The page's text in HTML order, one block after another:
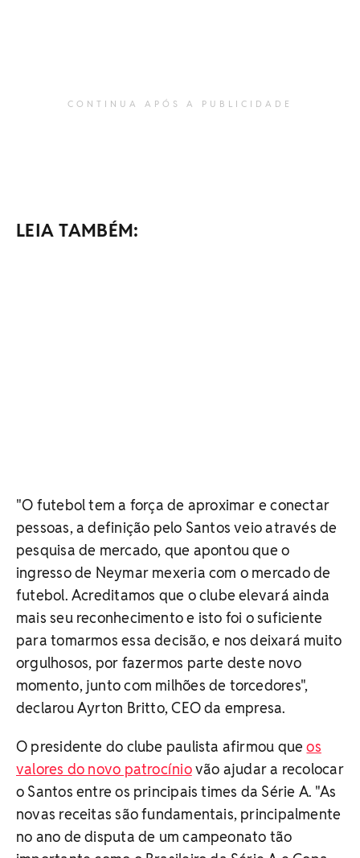
CONTINUA APÓS A PUBLICIDADE
LEIA TAMBÉM:
"O futebol tem a força de aproximar e conectar
pessoas, a definição pelo Santos veio através de
pesquisa de mercado, que apontou que o
ingresso de Neymar mexeria com o mercado de
futebol. Acreditamos que o clube elevará ainda
mais seu reconhecimento e isto foi o suficiente
para tomarmos essa decisão, e nos deixará muito
orgulhosos, por fazermos parte deste novo
momento, junto com milhões de torcedores",
declarou Ayrton Britto, CEO da empresa.
O presidente do clube paulista afirmou queos
valores do novo patrocíniovão ajudar a recolocar
o Santos entre os principais times da Série A. "As
novas receitas são fundamentais, principalmente
no ano de disputa de um campeonato tão